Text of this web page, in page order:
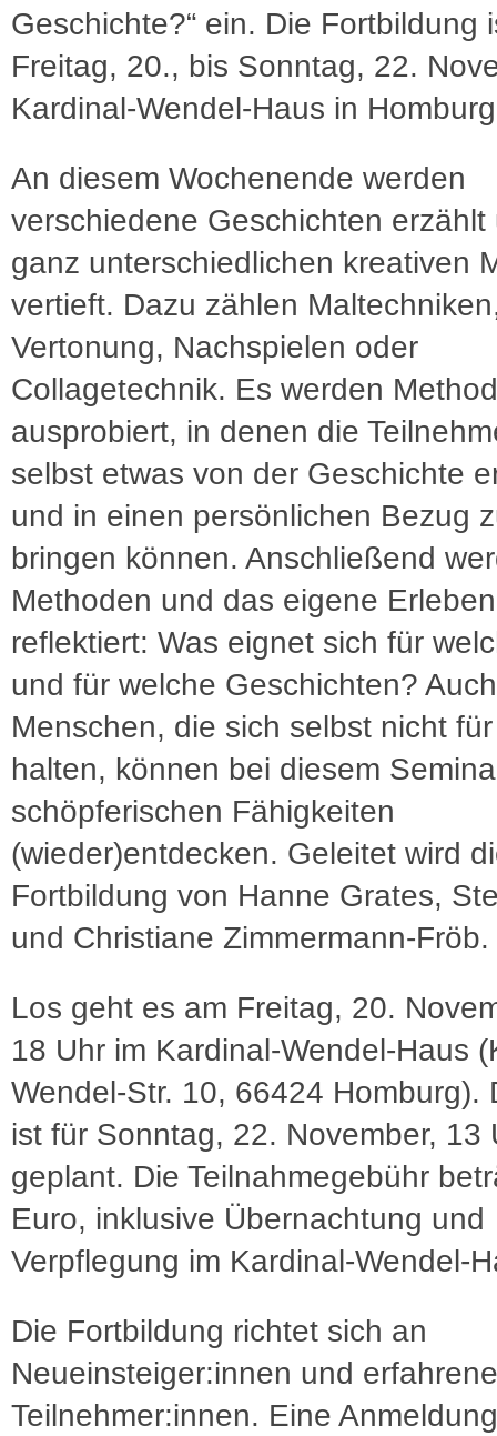
Geschichte?“ ein. Die Fortbildung
Freitag, 20., bis Sonntag, 22.
Kardinal-Wendel-Haus in
An diesem Wochenende werden
verschiedene Geschichten erzählt
ganz unterschiedlichen kreativen
vertieft. Dazu zählen
Vertonung, Nachspielen oder
Collagetechnik. Es werden
ausprobiert, in denen die
selbst etwas von der Geschichte
und in einen persönlichen Bezug
bringen können. Anschließend
Methoden und das eigene Erleben
reflektiert: Was eignet sich für
und für welche Geschichten? Auch
Menschen, die sich selbst nicht
halten, können bei diesem
schöpferischen Fähigkeiten
(wieder)entdecken. Geleitet wird
Fortbildung von Hanne Grates,
und Christiane Zimmermann-Fröb.
Los geht es am Freitag, 20.
18 Uhr im Kardinal-Wendel-Haus
Wendel-Str. 10, 66424 Homburg).
ist für Sonntag, 22. November, 13
geplant. Die Teilnahmegebühr
Euro, inklusive Übernachtung und
Verpflegung im Kardinal-Wendel-
Die Fortbildung richtet sich an
Neueinsteiger:innen und erfahrene
Teilnehmer:innen. Eine